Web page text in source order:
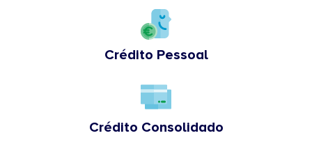
Crédito Pessoal
Crédito Consolidado